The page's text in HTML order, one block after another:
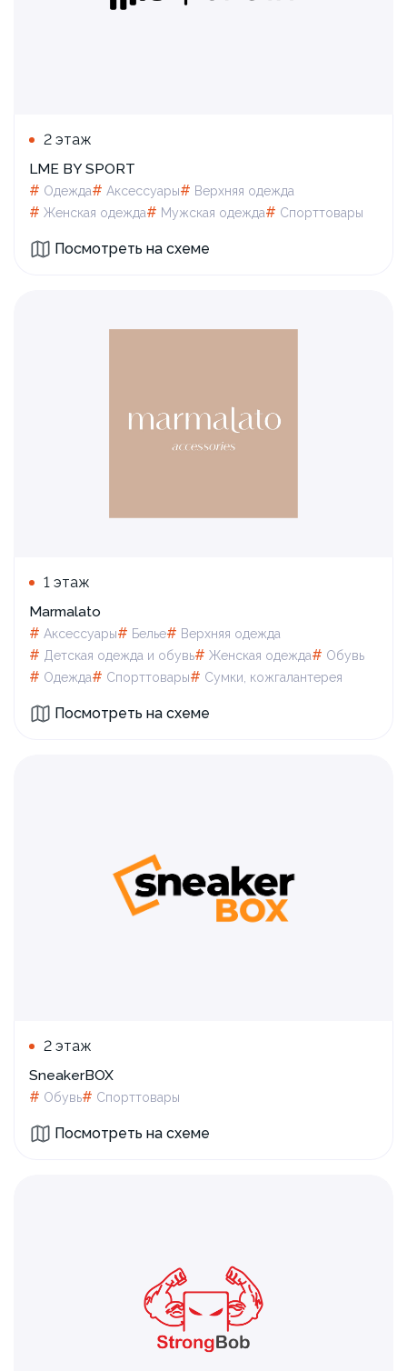
2 этаж
LME BY SPORT
# Одежда# Аксессуары# Верхняя одежда
# Женская одежда# Мужская одежда# Спорттовары
Посмотреть на схеме
1 этаж
Marmalato
# Аксессуары# Белье# Верхняя одежда
# Детская одежда и обувь# Женская одежда# Обувь
# Одежда# Спорттовары# Сумки, кожгалантерея
Посмотреть на схеме
2 этаж
SneakerBOX
# Обувь# Спорттовары
Посмотреть на схеме